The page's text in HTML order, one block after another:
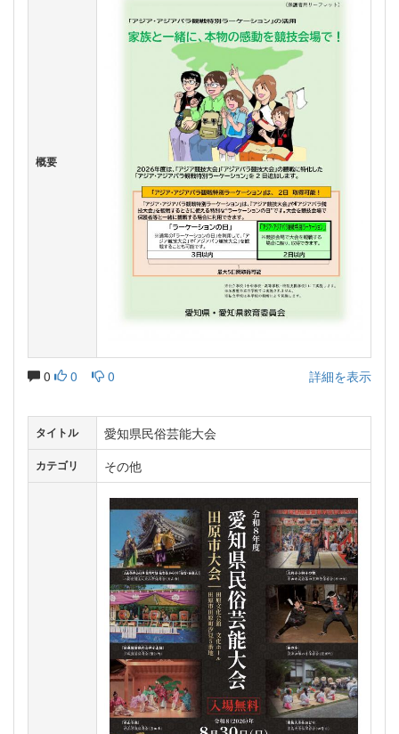
概要
0 0 0 詳細を表示
タイトル 愛知県民俗芸能大会
カテゴリ その他